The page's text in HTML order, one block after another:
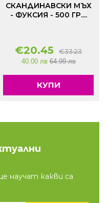
СКАНДИНАВСКИ МЪХ
- ФУКСИЯ - 500 ГР....
€20.45 €33.23
40.00 лв 64.99 лв
КУПИ
научат какви са